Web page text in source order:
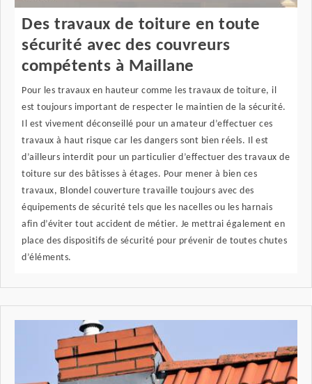
Des travaux de toiture en toute
sécurité avec des couvreurs
compétents à Maillane
Pour les travaux en hauteur comme les travaux de toiture, il
est toujours important de respecter le maintien de la sécurité.
Il est vivement déconseillé pour un amateur d’effectuer ces
travaux à haut risque car les dangers sont bien réels. Il est
d’ailleurs interdit pour un particulier d’effectuer des travaux de
toiture sur des bâtisses à étages. Pour mener à bien ces
travaux, Blondel couverture travaille toujours avec des
équipements de sécurité tels que les nacelles ou les harnais
afin d’éviter tout accident de métier. Je mettrai également en
place des dispositifs de sécurité pour prévenir de toutes chutes
d’éléments.